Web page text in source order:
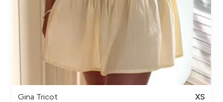
Gina Tricot
XS